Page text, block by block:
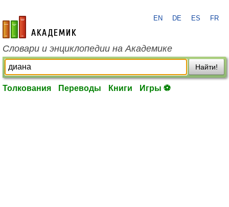
academic.ru
EN DE ES FR
Словари и энциклопедии на Академике
Найти!
Толкования Переводы Книги Игры ⚽